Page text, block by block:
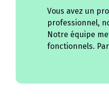
Vous avez un
professionnel,
Notre équipe
fonctionnels.